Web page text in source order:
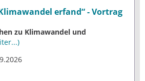
erfand“ - Vortrag
zu Klimawandel und